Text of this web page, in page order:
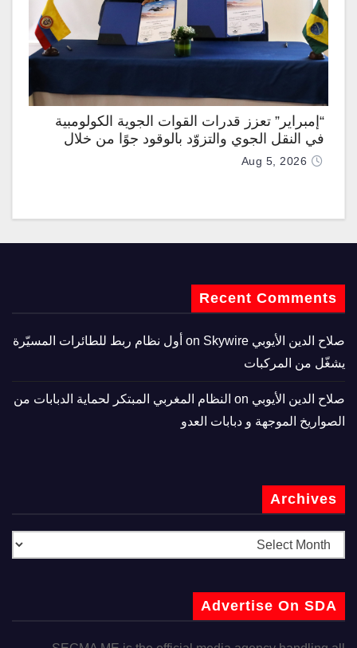
“إمبراير” تعزز قدرات القوات الجوية الكولومبية
في النقل الجوي والتزوّد بالوقود جوًا من خلال
تزويدها بطائرتي “كيه سي-390 ميلينيوم”
Aug 5, 2026
Recent Comments
صلاح الدين الأيوبي
Skywire أول نظام ربط للطائرات المسيّرة
يشغّل من المركبات
صلاح الدين الأيوبي
النظام المغربي المبتكر لحماية الدبابات من
الصواريخ الموجهة و دبابات العدو
Archives
Advertise On SDA